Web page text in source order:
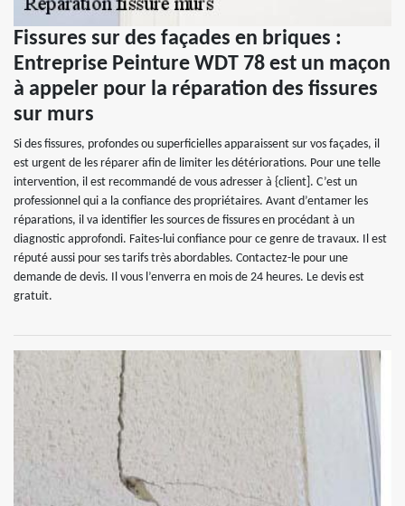
Fissures sur des façades en briques :
Entreprise Peinture WDT 78 est un maçon
à appeler pour la réparation des fissures
sur murs
Si des fissures, profondes ou superficielles apparaissent sur vos façades, il
est urgent de les réparer afin de limiter les détériorations. Pour une telle
intervention, il est recommandé de vous adresser à {client]. C’est un
professionnel qui a la confiance des propriétaires. Avant d’entamer les
réparations, il va identifier les sources de fissures en procédant à un
diagnostic approfondi. Faites-lui confiance pour ce genre de travaux. Il est
réputé aussi pour ses tarifs très abordables. Contactez-le pour une
demande de devis. Il vous l’enverra en mois de 24 heures. Le devis est
gratuit.